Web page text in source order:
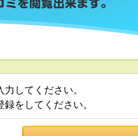
してください。
をしてください。